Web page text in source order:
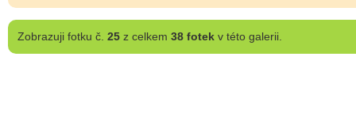
Zobrazujifotku č. 25z celkem 38 fotekv této galerii.